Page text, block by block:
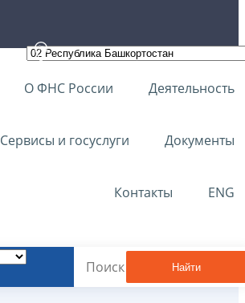
О ФНС России Деятельность
Сервисы и госуслуги Документы
Контакты ENG
Найти